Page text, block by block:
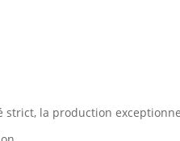
la production